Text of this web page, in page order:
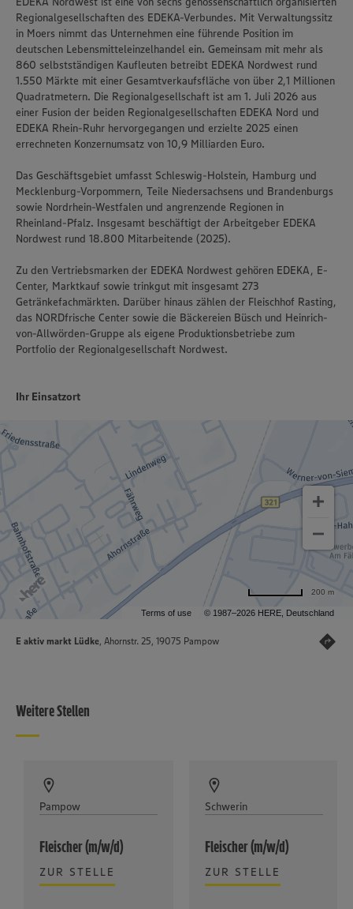
Regionalgesellschaften des EDEKA-Verbundes. Mit Verwaltungssitz
in Moers nimmt das Unternehmen eine führende Position im
deutschen Lebensmitteleinzelhandel ein. Gemeinsam mit mehr als
860 selbstständigen Kaufleuten betreibt EDEKA Nordwest rund
1.550 Märkte mit einer Gesamtverkaufsfläche von über 2,1 Millionen
Quadratmetern. Die Regionalgesellschaft ist am 1. Juli 2026 aus
einer Fusion der beiden Regionalgesellschaften EDEKA Nord und
EDEKA Rhein-Ruhr hervorgegangen und erzielte 2025 einen
errechneten Konzernumsatz von 10,9 Milliarden Euro.
Das Geschäftsgebiet umfasst Schleswig-Holstein, Hamburg und
Mecklenburg-Vorpommern, Teile Niedersachsens und Brandenburgs
sowie Nordrhein-Westfalen und angrenzende Regionen in
Rheinland-Pfalz. Insgesamt beschäftigt der Arbeitgeber EDEKA
Nordwest rund 18.800 Mitarbeitende (2025).
Zu den Vertriebsmarken der EDEKA Nordwest gehören EDEKA, E-
Center, Marktkauf sowie trinkgut mit insgesamt 273
Getränkefachmärkten. Darüber hinaus zählen der Fleischhof Rasting,
das NORDfrische Center sowie die Bäckereien Büsch und Heinrich-
von-Allwörden-Gruppe als eigene Produktionsbetriebe zum
Portfolio der Regionalgesellschaft Nordwest.
Ihr Einsatzort
Terms of use © 1987–2026 HERE, Deutschland
200 m
E aktiv markt Lüdke, Ahornstr. 25, 19075 Pampow
Weitere Stellen
Pampow
Fleischer (m/w/d)
ZUR STELLE
Schwerin
Fleischer (m/w/d)
ZUR STELLE